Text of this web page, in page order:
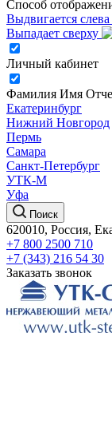
Способ
Выдвигается слева
Выпадает сверху
Личный кабинет
Фамилия Имя
Екатеринбург
Нижний Новгород
Пермь
Самара
Санкт-Петербург
УТК-М
Уфа
Поиск
620010, Россия,
+7 800 2500 710
+7 (343) 216 54 30
Заказать звонок